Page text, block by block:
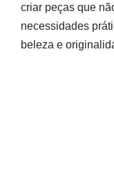
criar peças que
necessidades
beleza e